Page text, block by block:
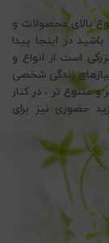
بالای محصولات و
در اینجا پیدا
است از انواع و
زندگی شخصی
متنوع تر ، در کنار
حضوری نیز برای